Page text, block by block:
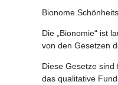
Bionome
Die „Bionomie“ ist
von den Gesetzen
Diese Gesetze sind
das qualitative